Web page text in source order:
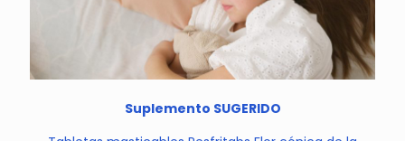
Suplemento SUGERIDO